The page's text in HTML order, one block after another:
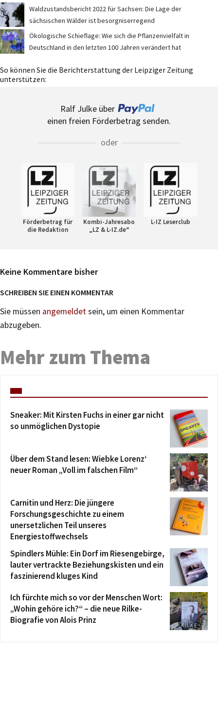
Waldzustandsbericht 2022 für Sachsen: Die Lage der
sächsischen Wälder ist besorgniserregend
Ökologische Schieflage: Wie sich die Pflanzenvielfalt in
Deutschland in den letzten 100 Jahren verändert hat
So können Sie die Berichterstattung der Leipziger Zeitung
unterstützen:
Ralf Julke über
einen freien Förderbetrag senden.
oder
Förderbetrag für
die Redaktion
Kombi-Jahresabo
„LZ & L-IZ.de“
L-IZ Leserclub
Keine Kommentare bisher
SCHREIBEN SIE EINEN KOMMENTAR
Sie müssen angemeldetsein, um einen Kommentar
abzugeben.
Mehr zum Thema
Sneaker: Mit Kirsten Fuchs in einer gar nicht
so unmöglichen Dystopie
Über dem Stand lesen: Wiebke Lorenz‘
neuer Roman „Voll im falschen Film“
Carnitin und Herz: Die jüngere
Forschungsgeschichte zu einem
unersetzlichen Teil unseres
Energiestoffwechsels
Spindlers Mühle: Ein Dorf im Riesengebirge,
lauter vertrackte Beziehungskisten und ein
faszinierend kluges Kind
Ich fürchte mich so vor der Menschen Wort:
„Wohin gehöre ich?“ – die neue Rilke-
Biografie von Alois Prinz